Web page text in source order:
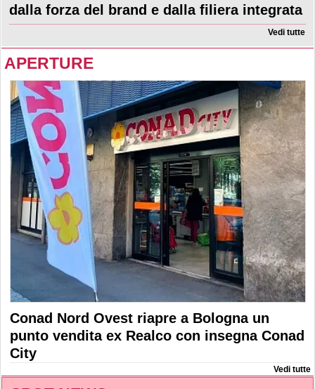
dalla forza del brand e dalla filiera integrata
Vedi tutte
APERTURE
Conad Nord Ovest riapre a Bologna un
punto vendita ex Realco con insegna Conad
City
Vedi tutte